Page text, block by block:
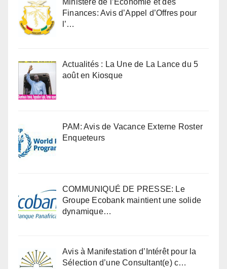
Ministère de l’Economie et des
Finances: Avis d’Appel d’Offres pour
l’…
Actualités : La Une de La Lance du 5
août en Kiosque
PAM: Avis de Vacance Externe Roster
Enqueteurs
COMMUNIQUÉ DE PRESSE: Le
Groupe Ecobank maintient une solide
dynamique…
Avis à Manifestation d’Intérêt pour la
Sélection d’une Consultant(e) c…